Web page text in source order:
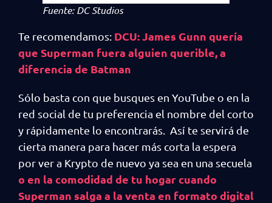
Fuente: DC Studios
Te recomendamos: DCU: James Gunn quería
que Superman fuera alguien querible, a
diferencia de Batman
Sólo basta con que busques en YouTube o en la
red social de tu preferencia el nombre del corto
y rápidamente lo encontrarás. Así te servirá de
cierta manera para hacer más corta la espera
por ver a Krypto de nuevo ya sea en una secuela
o en la comodidad de tu hogar cuando
Superman salga a la venta en formato digital